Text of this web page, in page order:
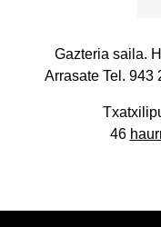
Gazteria saila.
Arrasate Tel. 943
46